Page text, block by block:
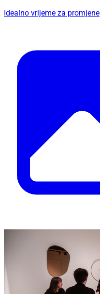
Idealno vrijeme za promjene